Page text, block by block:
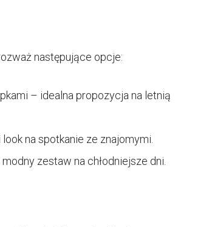
następujące opcje:
– idealna propozycja na letnią
na spotkanie ze znajomymi.
zestaw na chłodniejsze dni.